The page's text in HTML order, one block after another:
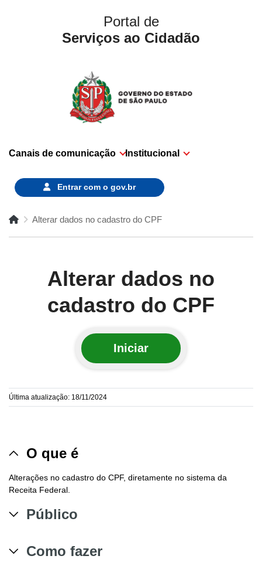
Portal de
Serviços ao Cidadão
Canais de comunicação Institucional
Entrar com o gov.br
Alterar dados no cadastro do CPF
Alterar dados no
cadastro do CPF
Iniciar
Última atualização: 18/11/2024
O que é
Alterações no cadastro do CPF, diretamente no sistema da
Receita Federal.
Público
Como fazer